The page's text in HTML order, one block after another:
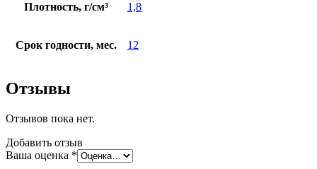
Плотность, г/см³ 1,8
Срок годности, мес. 12
Отзывы
Отзывов пока нет.
Добавить отзыв
Ваша оценка *